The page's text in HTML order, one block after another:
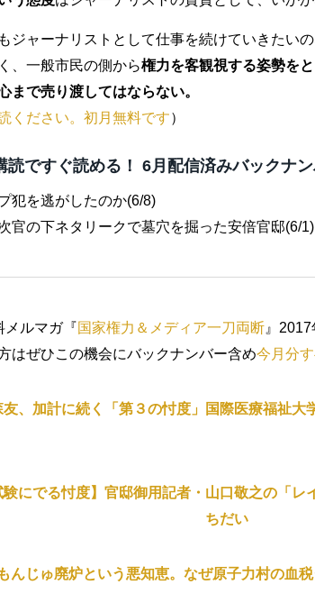
ジャーナリストとして仕事を続けていきたい
、一般市民の側から権力を客観視する姿勢を
まで売り渡してはならない。
ください。初月無料です）
読ですぐ読める！ 6月配信済みバックナ
犯を逃がしたのか(6/8)
官の下ネタリークで墓穴を掘った安倍官邸(6/1)
メルマガ『国家権力＆メディア一刀両断 』
はぜひこの機会にバックナンバー含め今月分
友、加計に続く「第３の忖度」国際医療福祉
験にでる忖度】官邸御用記者・山口敬之の「レ
ちだい
んじゅ廃炉という悪知恵。なぜ原子力村の血